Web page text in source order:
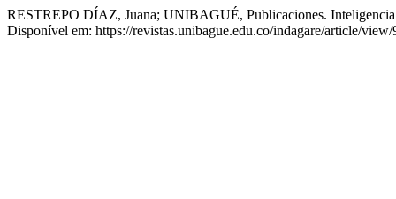
RESTREPO DÍAZ, Juana; UNIBAGUÉ, Publicaciones.
Disponível em: https://revistas.unibague.edu.co/indagare/article/